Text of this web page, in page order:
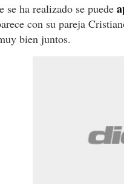
se ha realizado se puede
con su pareja
bien juntos.